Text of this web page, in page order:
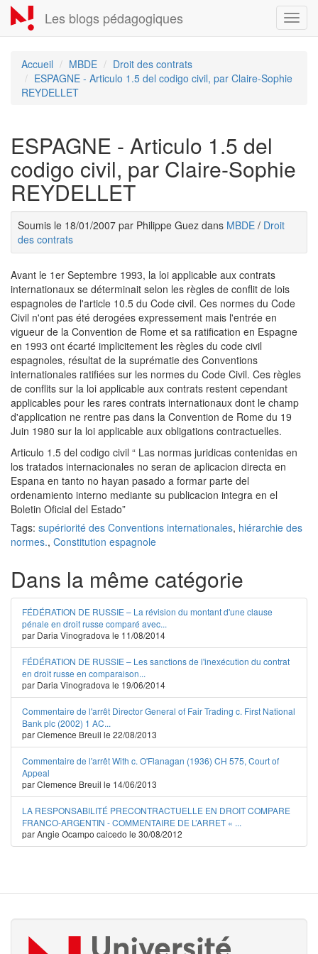
Aller
au
contenu
Les blogs pédagogiques
Accueil MBDE
Droit des contrats
ESPAGNE - Articulo 1.5 del codigo civil, par Claire-Sophie
REYDELLET
ESPAGNE - Articulo 1.5 del
codigo civil, par Claire-Sophie
REYDELLET
Soumis le 18/01/2007 par Philippe Guez dans MBDE / Droit
des contrats
Avant le 1er Septembre 1993, la loi applicable aux contrats
internationaux se déterminait selon les règles de conflit de lois
espagnoles de l'article 10.5 du Code civil. Ces normes du Code
Civil n'ont pas été derogées expressement mais l'entrée en
vigueur de la Convention de Rome et sa ratification en Espagne
en 1993 ont écarté implicitement les règles du code civil
espagnoles, résultat de la suprématie des Conventions
internationales ratifiées sur les normes du Code Civil. Ces règles
de conflits sur la loi applicable aux contrats restent cependant
applicables pour les rares contrats internationaux dont le champ
d'application ne rentre pas dans la Convention de Rome du 19
Juin 1980 sur la loi applicable aux obligations contractuelles.
Articulo 1.5 del codigo civil “ Las normas juridicas contenidas en
los tratados internacionales no seran de aplicacion directa en
Espana en tanto no hayan pasado a formar parte del
ordenamiento interno mediante su publicacion integra en el
Boletin Oficial del Estado”
Tags: supériorité des Conventions internationales, hiérarchie des
normes., Constitution espagnole
Dans la même catégorie
FÉDÉRATION DE RUSSIE – La révision du montant d'une clause
pénale en droit russe comparé avec...
par Daria Vinogradova le 11/08/2014
FÉDÉRATION DE RUSSIE – Les sanctions de l'inexécution du contrat
en droit russe en comparaison...
par Daria Vinogradova le 19/06/2014
Commentaire de l'arrêt Director General of Fair Trading c. First National
Bank plc (2002) 1 AC...
par Clemence Breuil le 22/08/2013
Commentaire de l'arrêt With c. O'Flanagan (1936) CH 575, Court of
Appeal
par Clemence Breuil le 14/06/2013
LA RESPONSABILITÉ PRECONTRACTUELLE EN DROIT COMPARE
FRANCO-ARGENTIN - COMMENTAIRE DE L’ARRET « ...
par Angie Ocampo caicedo le 30/08/2012